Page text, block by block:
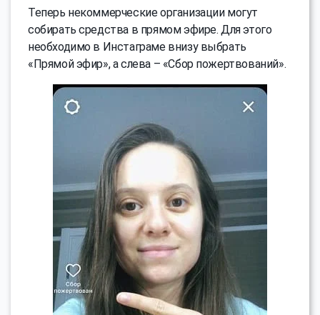
Теперь некоммерческие организации могут
собирать средства в прямом эфире. Для этого
необходимо в Инстаграме внизу выбрать
«Прямой эфир», а слева – «Сбор пожертвований».